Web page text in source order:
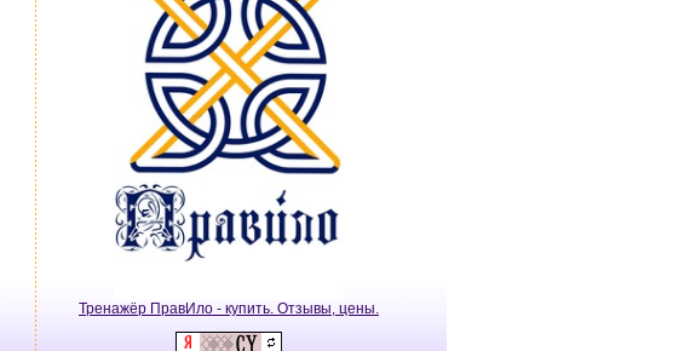
Тренажёр ПравИло - купить. Отзывы, цены.